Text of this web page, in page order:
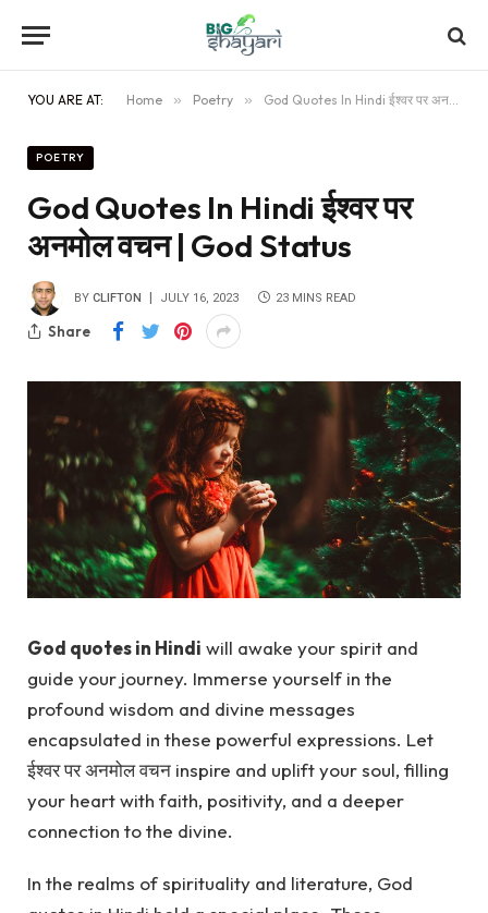
YOU ARE AT: Home » Poetry » God Quotes In Hindi ईश्वर पर अनमोल वचन | God Status
POETRY
God Quotes In Hindi ईश्वर पर
अनमोल वचन | God Status
BY CLIFTON JULY 16, 2023 23 MINS READ
Share
God quotes in Hindi will awake your spirit and
guide your journey. Immerse yourself in the
profound wisdom and divine messages
encapsulated in these powerful expressions. Let
ईश्वर पर अनमोल वचन inspire and uplift your soul, filling
your heart with faith, positivity, and a deeper
connection to the divine.
In the realms of spirituality and literature, God